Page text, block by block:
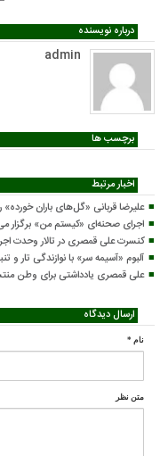
درباره نویسنده
admin
برچسب ها
اخبار مرتبط
علیرضا قربانی «گل‌های باران خورده»
اجرای صحنه‌ای «کیستم من» برگزار
کنسرت علی قمصری در تالار وحدت
آلبوم «آسیمه سر» با نوازندگی تار و
علی قمصری یادداشتی برای وطن
ارسال دیدگاه
نام *
متن نظر